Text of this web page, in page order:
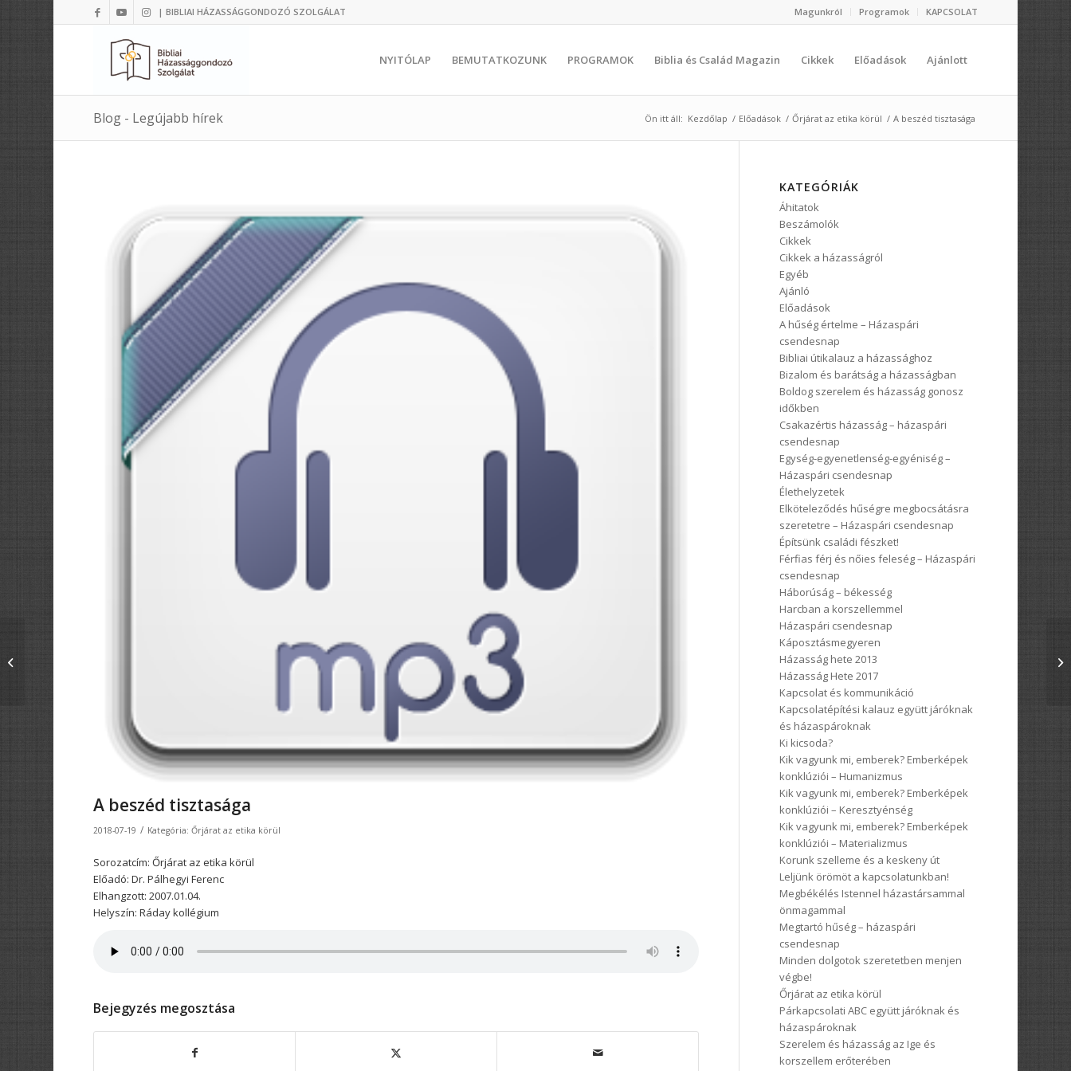
Magunkról Programok KAPCSOLAT
| BIBLIAI HÁZASSÁGGONDOZÓ SZOLGÁLAT
NYITÓLAP BEMUTATKOZUNK PROGRAMOK Biblia és Család Magazin Cikkek Előadások Ajánlott
Blog - Legújabb hírek Ön itt áll: Kezdőlap / Előadások / Őrjárat az etika körül / A beszéd tisztasága
A beszéd tisztasága
2018-07-19 / Kategória:Őrjárat az etika körül
Sorozatcím: Őrjárat az etika körül
Előadó: Dr. Pálhegyi Ferenc
Elhangzott: 2007.01.04.
Helyszín: Ráday kollégium
Bejegyzés megosztása
KATEGÓRIÁK
Áhitatok
Beszámolók
Cikkek
Cikkek a házasságról
Egyéb
Ajánló
Előadások
A hűség értelme – Házaspári
csendesnap
Bibliai útikalauz a házassághoz
Bizalom és barátság a házasságban
Boldog szerelem és házasság gonosz
időkben
Csakazértis házasság – házaspári
csendesnap
Egység-egyenetlenség-egyéniség –
Házaspári csendesnap
Élethelyzetek
Elköteleződés hűségre megbocsátásra
szeretetre – Házaspári csendesnap
Építsünk családi fészket!
Férfias férj és nőies feleség – Házaspári
csendesnap
Háborúság – békesség
Harcban a korszellemmel
Házaspári csendesnap
Káposztásmegyeren
Házasság hete 2013
Házasság Hete 2017
Kapcsolat és kommunikáció
Kapcsolatépítési kalauz együtt járóknak
és házaspároknak
Ki kicsoda?
Kik vagyunk mi, emberek? Emberképek
konklúziói – Humanizmus
Kik vagyunk mi, emberek? Emberképek
konklúziói – Keresztyénség
Kik vagyunk mi, emberek? Emberképek
konklúziói – Materializmus
Korunk szelleme és a keskeny út
Leljünk örömöt a kapcsolatunkban!
Megbékélés Istennel házastársammal
önmagammal
Megtartó hűség – házaspári
csendesnap
Minden dolgotok szeretetben menjen
végbe!
Őrjárat az etika körül
Párkapcsolati ABC együtt járóknak és
házaspároknak
Szerelem és házasság az Ige és
korszellem erőterében